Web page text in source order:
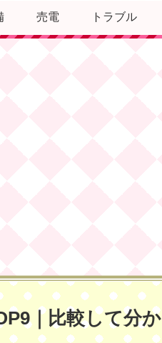
売電 トラブル
｜比較して分か